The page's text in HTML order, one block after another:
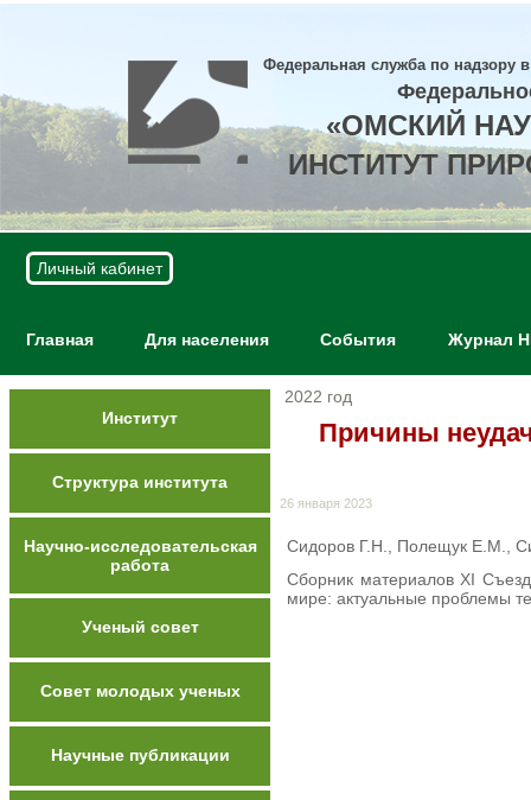
Федеральная служба по надзору
«ОМСКИЙ
ИНСТИТУТ
Личный кабинет
Главная Для населения События Журнал
Институт
Структура института
Научно-исследовательская
работа
Ученый совет
Совет молодых ученых
Научные публикации
2022 год
Причины
26 января 2023
Сидоров Г.Н., Полещук Е.М.,
Сборник материалов XI
мире: актуальные проблемы